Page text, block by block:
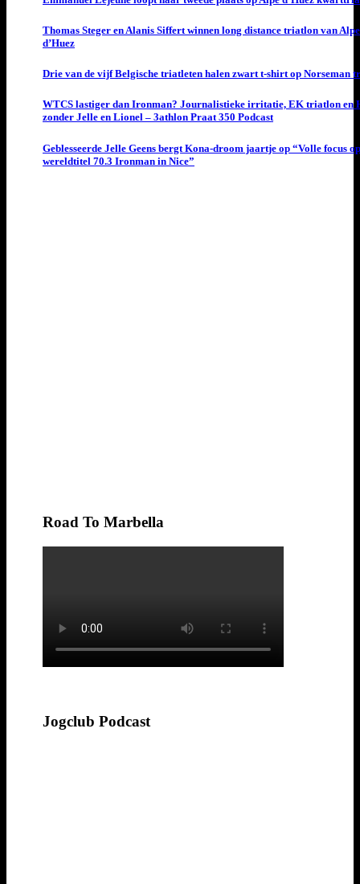
Thomas Steger en Alanis Siffert winnen long distance triatlon van Alpe
d’Huez
Drie van de vijf Belgische triatleten halen zwart t-shirt op Norseman
WTCS lastiger dan Ironman? Journalistieke irritatie, EK triatlon en
zonder Jelle en Lionel – 3athlon Praat 350 Podcast
Geblesseerde Jelle Geens bergt Kona-droom jaartje op “Volle focus
wereldtitel 70.3 Ironman in Nice”
Road To Marbella
Jogclub Podcast